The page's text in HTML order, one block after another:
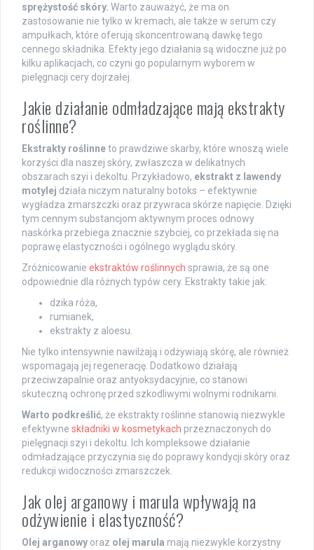
sprężystość skóry. Warto zauważyć, że ma on
zastosowanie nie tylko w kremach, ale także w serum czy
ampułkach, które oferują skoncentrowaną dawkę tego
cennego składnika. Efekty jego działania są widoczne już po
kilku aplikacjach, co czyni go popularnym wyborem w
pielęgnacji cery dojrzałej.
Jakie działanie odmładzające mają ekstrakty
roślinne?
Ekstrakty roślinneto prawdziwe skarby, które wnoszą wiele
korzyści dla naszej skóry, zwłaszcza w delikatnych
obszarach szyi i dekoltu. Przykładowo, ekstrakt z lawendy
motylej działa niczym naturalny botoks – efektywnie
wygładza zmarszczki oraz przywraca skórze napięcie. Dzięki
tym cennym substancjom aktywnym proces odnowy
naskórka przebiega znacznie szybciej, co przekłada się na
poprawę elastyczności i ogólnego wyglądu skóry.
Zróżnicowanie ekstraktów roślinnych sprawia, że są one
odpowiednie dla różnych typów cery. Ekstrakty takie jak:
dzika róża,
rumianek,
ekstrakty z aloesu.
Nie tylko intensywnie nawilżają i odżywiają skórę, ale również
wspomagają jej regenerację. Dodatkowo działają
przeciwzapalnie oraz antyoksydacyjnie, co stanowi
skuteczną ochronę przed szkodliwymi wolnymi rodnikami.
Warto podkreślić, że ekstrakty roślinne stanowią niezwykle
efektywne składniki w kosmetykach przeznaczonych do
pielęgnacji szyi i dekoltu. Ich kompleksowe działanie
odmładzające przyczynia się do poprawy kondycji skóry oraz
redukcji widoczności zmarszczek.
Jak olej arganowy i marula wpływają na
odżywienie i elastyczność?
Olej arganowy oraz olej marula mają niezwykle korzystny